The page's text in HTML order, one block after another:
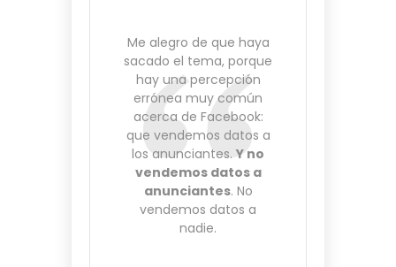
Me alegro de que haya
sacado el tema, porque
hay una percepción
errónea muy común
acerca de Facebook:
que vendemos datos a
los anunciantes.Y no
vendemos datos a
anunciantes. No
vendemos datos a
nadie.